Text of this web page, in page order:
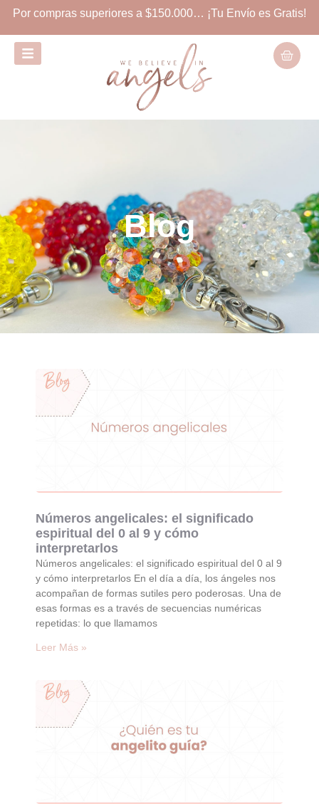
Por compras superiores a $150.000… ¡Tu Envío es Gratis!
Blog
Números angelicales: el significado
espiritual del 0 al 9 y cómo
interpretarlos
Números angelicales: el significado espiritual del 0 al 9
y cómo interpretarlos En el día a día, los ángeles nos
acompañan de formas sutiles pero poderosas. Una de
esas formas es a través de secuencias numéricas
repetidas: lo que llamamos
Leer Más »